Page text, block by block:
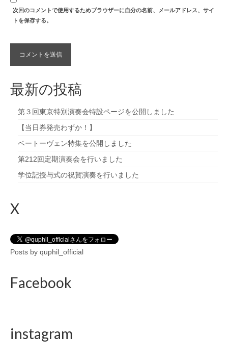
次回のコメントで使用するためブラウザーに自分の名前、メールアドレス、サイ
トを保存する。
最新の投稿
第３回東京特別演奏会特設ページを公開しました
【当日券発売わずか！】
ベートーヴェン特集を公開しました
第212回定期演奏会を行いました
学位記授与式の祝賀演奏を行いました
X
Posts by quphil_official
Facebook
instagram